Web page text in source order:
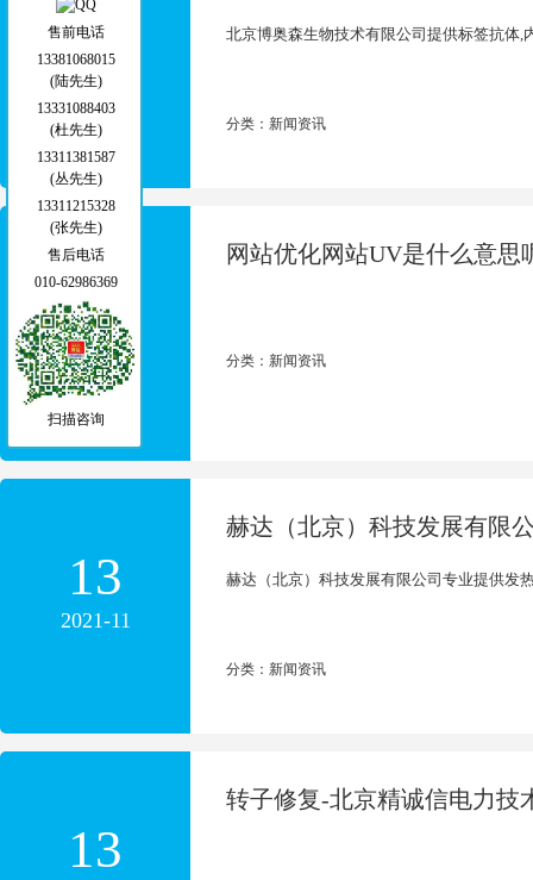
04
2023-04
北京博奥森生物技术有限公司提供标签抗体,
分类：新闻资讯
13
2021-11
网站优化网站UV是什么意
分类：新闻资讯
13
2021-11
赫达（北京）科技发展有限
赫达（北京）科技发展有限公司专业提供发
分类：新闻资讯
13
转子修复-北京精诚信电力技
售前电话
13381068015
(陆先生)
13331088403
(杜先生)
13311381587
(丛先生)
13311215328
(张先生)
售后电话
010-62986369
扫描咨询